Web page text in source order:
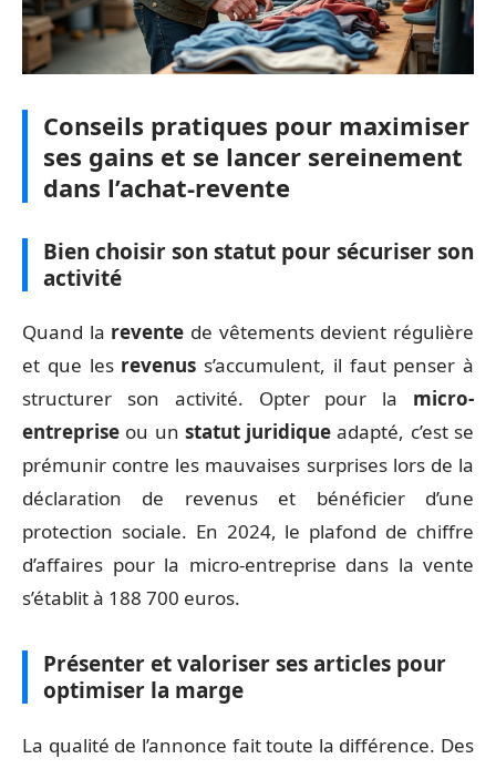
Conseils pratiques pour maximiser
ses gains et se lancer sereinement
dans l’achat-revente
Bien choisir son statut pour sécuriser son
activité
Quand la revente de vêtements devient régulière
et que les revenus s’accumulent, il faut penser à
structurer son activité. Opter pour la micro-
entreprise ou un statut juridique adapté, c’est se
prémunir contre les mauvaises surprises lors de la
déclaration de revenus et bénéficier d’une
protection sociale. En 2024, le plafond de chiffre
d’affaires pour la micro-entreprise dans la vente
s’établit à 188 700 euros.
Présenter et valoriser ses articles pour
optimiser la marge
La qualité de l’annonce fait toute la différence. Des